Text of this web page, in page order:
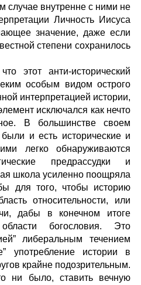
случае внутренне с ними не
Личность Иисуса
значение, даже если
степени сохранилось
этот анти-исторический
особым видом острого
интерпретацией истории,
исключался как нечто
В большинстве своем
и есть исторические и
легко обнаруживаются
предрассудки и
школа усиленно поощряла
для того, чтобы историю
относительности, или
дабы в конечном итоге
богословия. Это
либеральным течением
употребление истории в
крайне подозрительным.
ни было, ставить вечную